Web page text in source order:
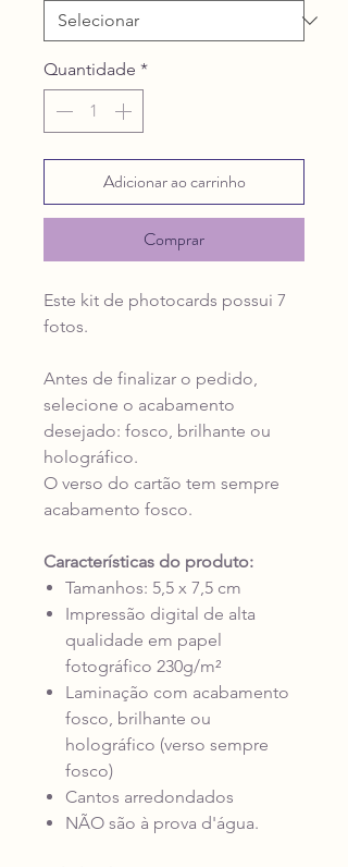
Quantidade *
Adicionar ao carrinho
Comprar
Este kit de photocards possui 7
fotos.
Antes de finalizar o pedido,
selecione o acabamento
desejado: fosco, brilhante ou
holográfico.
O verso do cartão tem sempre
acabamento fosco.
Características do produto:
Tamanhos: 5,5 x 7,5 cm
Impressão digital de alta
qualidade em papel
fotográfico 230g/m²
Laminação com acabamento
fosco, brilhante ou
holográfico (verso sempre
fosco)
Cantos arredondados
NÃO são à prova d'água.